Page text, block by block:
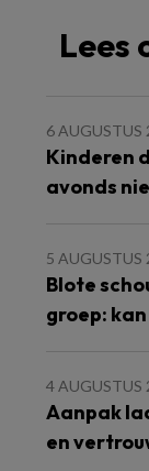
Lees
6 AUGUSTUS
Kinderen
avonds
5 AUGUSTUS
Blote
groep:
4 AUGUSTUS
Aanpak
en